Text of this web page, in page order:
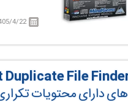
چند دقیقه
اطلاعات
درصدی که
پوشه،
دسترسی و
4/22
دارای محتویات